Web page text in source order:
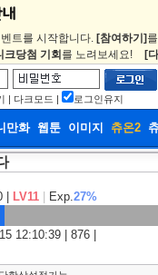
트를 시작합니다. [참여하기]
크당첨 기회 를 노려보세요! [
| 다크모드 | 로그인유지
만화 웹툰 이미지 츄온2
이미지
| LV11 Exp.27%
12:10:39 | 876 |